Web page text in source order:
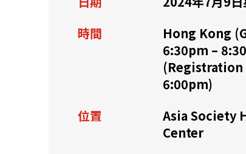
快速連結
常見問題
關聯網站
時間
Hong Kong
6:30pm –
6:00pm)
位置
Asia Society
Center